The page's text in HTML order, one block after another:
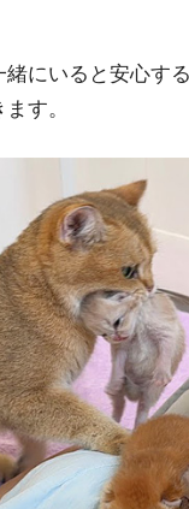
にいると安心す
す。